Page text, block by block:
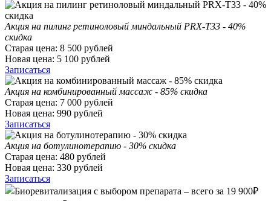
Акция на пилинг ретиноловый миндальный PRX-T33 - 40%
скидка
Старая цена: 8 500 рублей
Новая цена: 5 100 рублей
Записаться
Акция на комбинированный массаж - 85% скидка
Старая цена: 7 000 рублей
Новая цена: 990 рублей
Записаться
Акция на ботулинотерапию - 30% скидка
Старая цена: 480 рублей
Новая цена: 330 рублей
Записаться